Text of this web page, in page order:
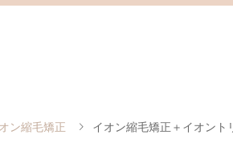
ン縮毛矯正 イオン縮毛矯正＋イオント